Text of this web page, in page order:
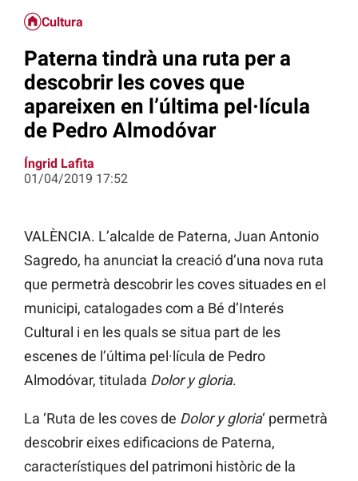
Cultura
Paterna tindrà una ruta per a
descobrir les coves que
apareixen en l’última pel·lícula
de Pedro Almodóvar
Íngrid Lafita
01/04/2019 17:52
VALÈNCIA. L’alcalde de Paterna, Juan Antonio
Sagredo, ha anunciat la creació d’una nova ruta
que permetrà descobrir les coves situades en el
municipi, catalogades com a Bé d’Interés
Cultural i en les quals se situa part de les
escenes de l’última pel·lícula de Pedro
Almodóvar, titulada Dolor y gloria.
La ‘Ruta de les coves de Dolor y gloria‘ permetrà
descobrir eixes edificacions de Paterna,
característiques del patrimoni històric de la